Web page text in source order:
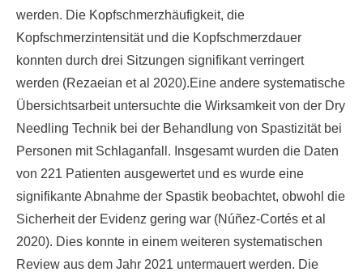
werden. Die Kopfschmerzhäufigkeit, die
Kopfschmerzintensität und die Kopfschmerzdauer
konnten durch drei Sitzungen signifikant verringert
werden (Rezaeian et al 2020).Eine andere systematische
Übersichtsarbeit untersuchte die Wirksamkeit von der Dry
Needling Technik bei der Behandlung von Spastizität bei
Personen mit Schlaganfall. Insgesamt wurden die Daten
von 221 Patienten ausgewertet und es wurde eine
signifikante Abnahme der Spastik beobachtet, obwohl die
Sicherheit der Evidenz gering war (Núñez-Cortés et al
2020). Dies konnte in einem weiteren systematischen
Review aus dem Jahr 2021 untermauert werden. Die